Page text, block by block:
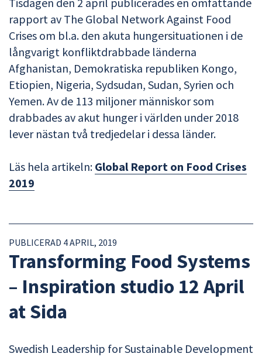
rapport av The Global Network Against Food
Crises om bl.a. den akuta hungersituationen i de
långvarigt konfliktdrabbade länderna
Afghanistan, Demokratiska republiken Kongo,
Etiopien, Nigeria, Sydsudan, Sudan, Syrien och
Yemen. Av de 113 miljoner människor som
drabbades av akut hunger i världen under 2018
lever nästan två tredjedelar i dessa länder.
Läs hela artikeln: Global Report on Food Crises
2019
PUBLICERAD 4 APRIL, 2019
Transforming Food Systems
– Inspiration studio 12 April
at Sida
Swedish Leadership for Sustainable Development